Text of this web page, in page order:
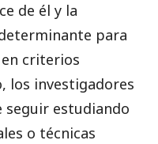
de él y la
para
criterios
los investigadores
seguir estudiando
o técnicas